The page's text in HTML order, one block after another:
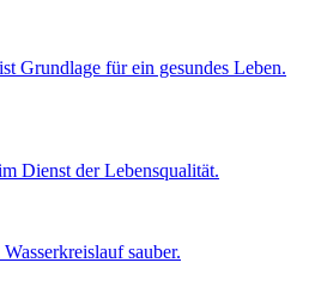
Grundlage für ein gesundes Leben.
Dienst der Lebensqualität.
sauber.